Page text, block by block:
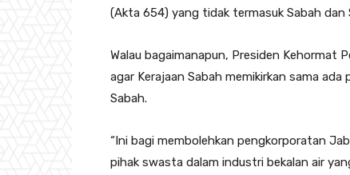
(Akta 654) yang tidak termasuk Sabah dan
Walau bagaimanapun, Presiden Kehormat
agar Kerajaan Sabah memikirkan sama
Sabah.
“Ini bagi membolehkan pengkorporatan
pihak swasta dalam industri bekalan air